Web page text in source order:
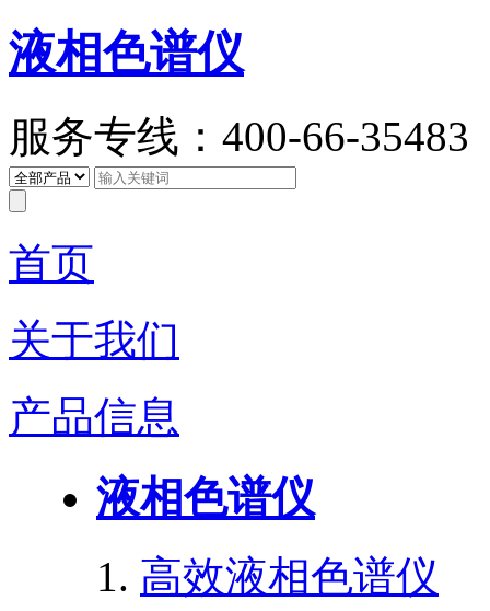
液相色谱仪
服务专线：400-66-35483
首页
关于我们
产品信息
液相色谱仪
高效液相色谱仪